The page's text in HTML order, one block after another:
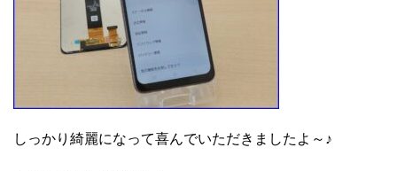
しっかり綺麗になって喜んでいただきましたよ～♪